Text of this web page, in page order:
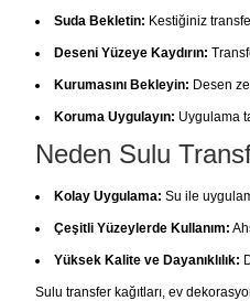
Suda Bekletin: Kestiğiniz
Deseni Yüzeye Kaydırın:
Kurumasını Bekleyin: Desen
Koruma Uygulayın: Uygulama
Neden Sulu
Kolay Uygulama: Su ile
Çeşitli Yüzeylerde Kullanım:
Yüksek Kalite ve Dayanıklılık:
Sulu transfer kağıtları, ev